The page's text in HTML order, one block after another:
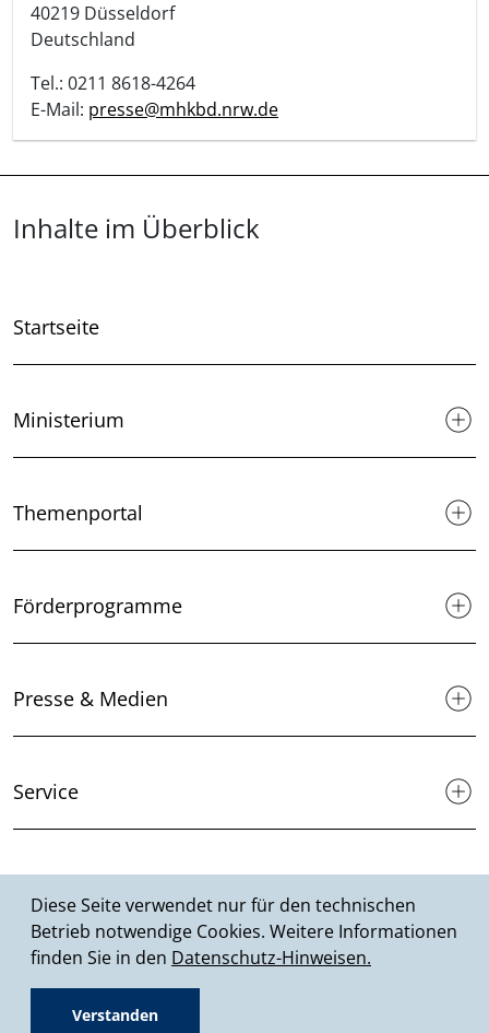
Diese Seite verwendet nur für den technischen
Betrieb notwendige Cookies. Weitere Informationen
finden Sie in den Datenschutz-Hinweisen.
Verstanden
40219 Düsseldorf
Deutschland
Tel.: 0211 8618-4264
E-Mail: presse@mhkbd.nrw.de
Überblick: Inhalte
Inhalte im Überblick
Startseite
Ministerium
Themenportal
Förderprogramme
Presse & Medien
Service
© 2026 MHKBD NRW